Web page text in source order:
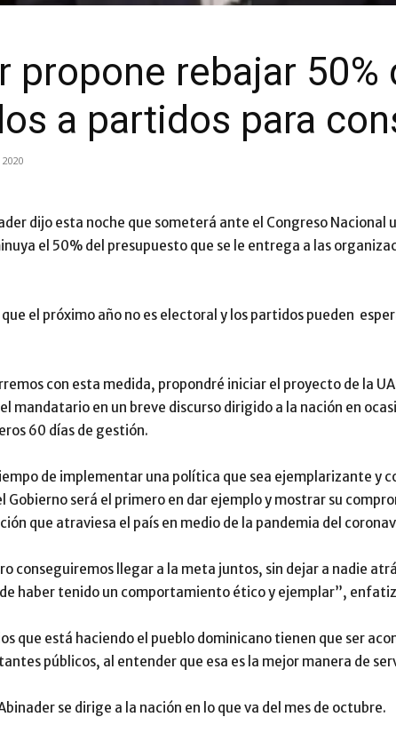
propone rebajar
a partidos para
dijo esta noche que someterá ante el Congreso Nacional
el 50% del presupuesto que se le entrega a las
el próximo año no es electoral y los partidos pueden
con esta medida, propondré iniciar el proyecto de la
mandatario en un breve discurso dirigido a la nación en
60 días de gestión.
de implementar una política que sea ejemplarizante y
Gobierno será el primero en dar ejemplo y mostrar su
que atraviesa el país en medio de la pandemia del
conseguiremos llegar a la meta juntos, sin dejar a nadie
haber tenido un comportamiento ético y ejemplar”,
que está haciendo el pueblo dominicano tienen que ser
públicos, al entender que esa es la mejor manera de
se dirige a la nación en lo que va del mes de octubre.